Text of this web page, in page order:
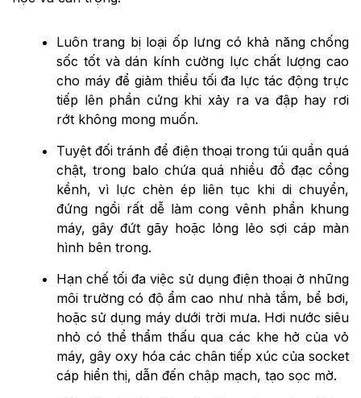
Luôn trang bị loại ốp lưng có khả năng chống
sốc tốt và dán kính cường lực chất lượng cao
cho máy để giảm thiểu tối đa lực tác động trực
tiếp lên phần cứng khi xảy ra va đập hay rơi
rớt không mong muốn.
Tuyệt đối tránh để điện thoại trong túi quần quá
chật, trong balo chứa quá nhiều đồ đạc cồng
kềnh, vì lực chèn ép liên tục khi di chuyển,
đứng ngồi rất dễ làm cong vênh phần khung
máy, gây đứt gãy hoặc lỏng lẻo sợi cáp màn
hình bên trong.
Hạn chế tối đa việc sử dụng điện thoại ở những
môi trường có độ ẩm cao như nhà tắm, bể bơi,
hoặc sử dụng máy dưới trời mưa. Hơi nước siêu
nhỏ có thể thẩm thấu qua các khe hở của vỏ
máy, gây oxy hóa các chân tiếp xúc của socket
cáp hiển thị, dẫn đến chập mạch, tạo sọc mờ.